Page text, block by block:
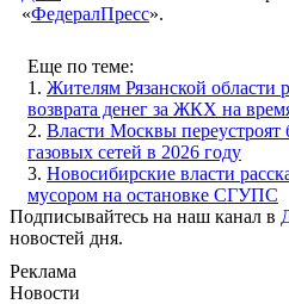
«ФедералПресс».
Еще по теме:
1. Жителям Рязанской области
возврата денег за ЖКХ на
2. Власти Москвы переустроят
газовых сетей в 2026 году
3. Новосибирские власти
мусором на остановке СГУПС
Подписывайтесь на наш канал в
новостей дня.
Реклама
Новости